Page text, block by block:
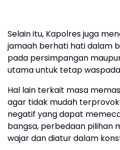
Selain itu, Kapolres juga
jamaah berhati hati dalam
pada persimpangan
utama untuk tetap
Hal lain terkait masa
agar tidak mudah
negatif yang dapat
bangsa, perbedaan pilihan
wajar dan diatur dalam